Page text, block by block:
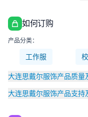
如何订购
产品分类：
工作服
大连思戴尔服饰产品质量
大连思戴尔服饰产品支持